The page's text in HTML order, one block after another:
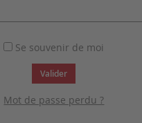
Se souvenir de moi
Valider
Mot de passe perdu ?